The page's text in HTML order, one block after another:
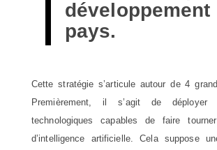
pays.
Cette stratégie s’articule autour de 4
Premièrement, il s’agit de déployer
technologiques capables de faire
d’intelligence artificielle. Cela suppose